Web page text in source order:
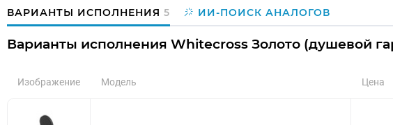
ВАРИАНТЫ ИСПОЛНЕНИЯ 5 ИИ-ПОИСК АНАЛОГОВ
Варианты исполнения Whitecross Золото (душевой
Изображение Модель Цена